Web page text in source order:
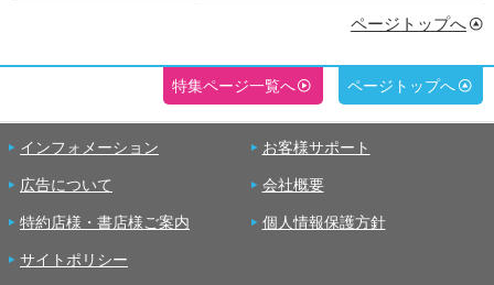
ページトップへ
特集ページ一覧へ ページトップへ
インフォメーション お客様サポート
広告について 会社概要
特約店様・書店様ご案内 個人情報保護方針
サイトポリシー